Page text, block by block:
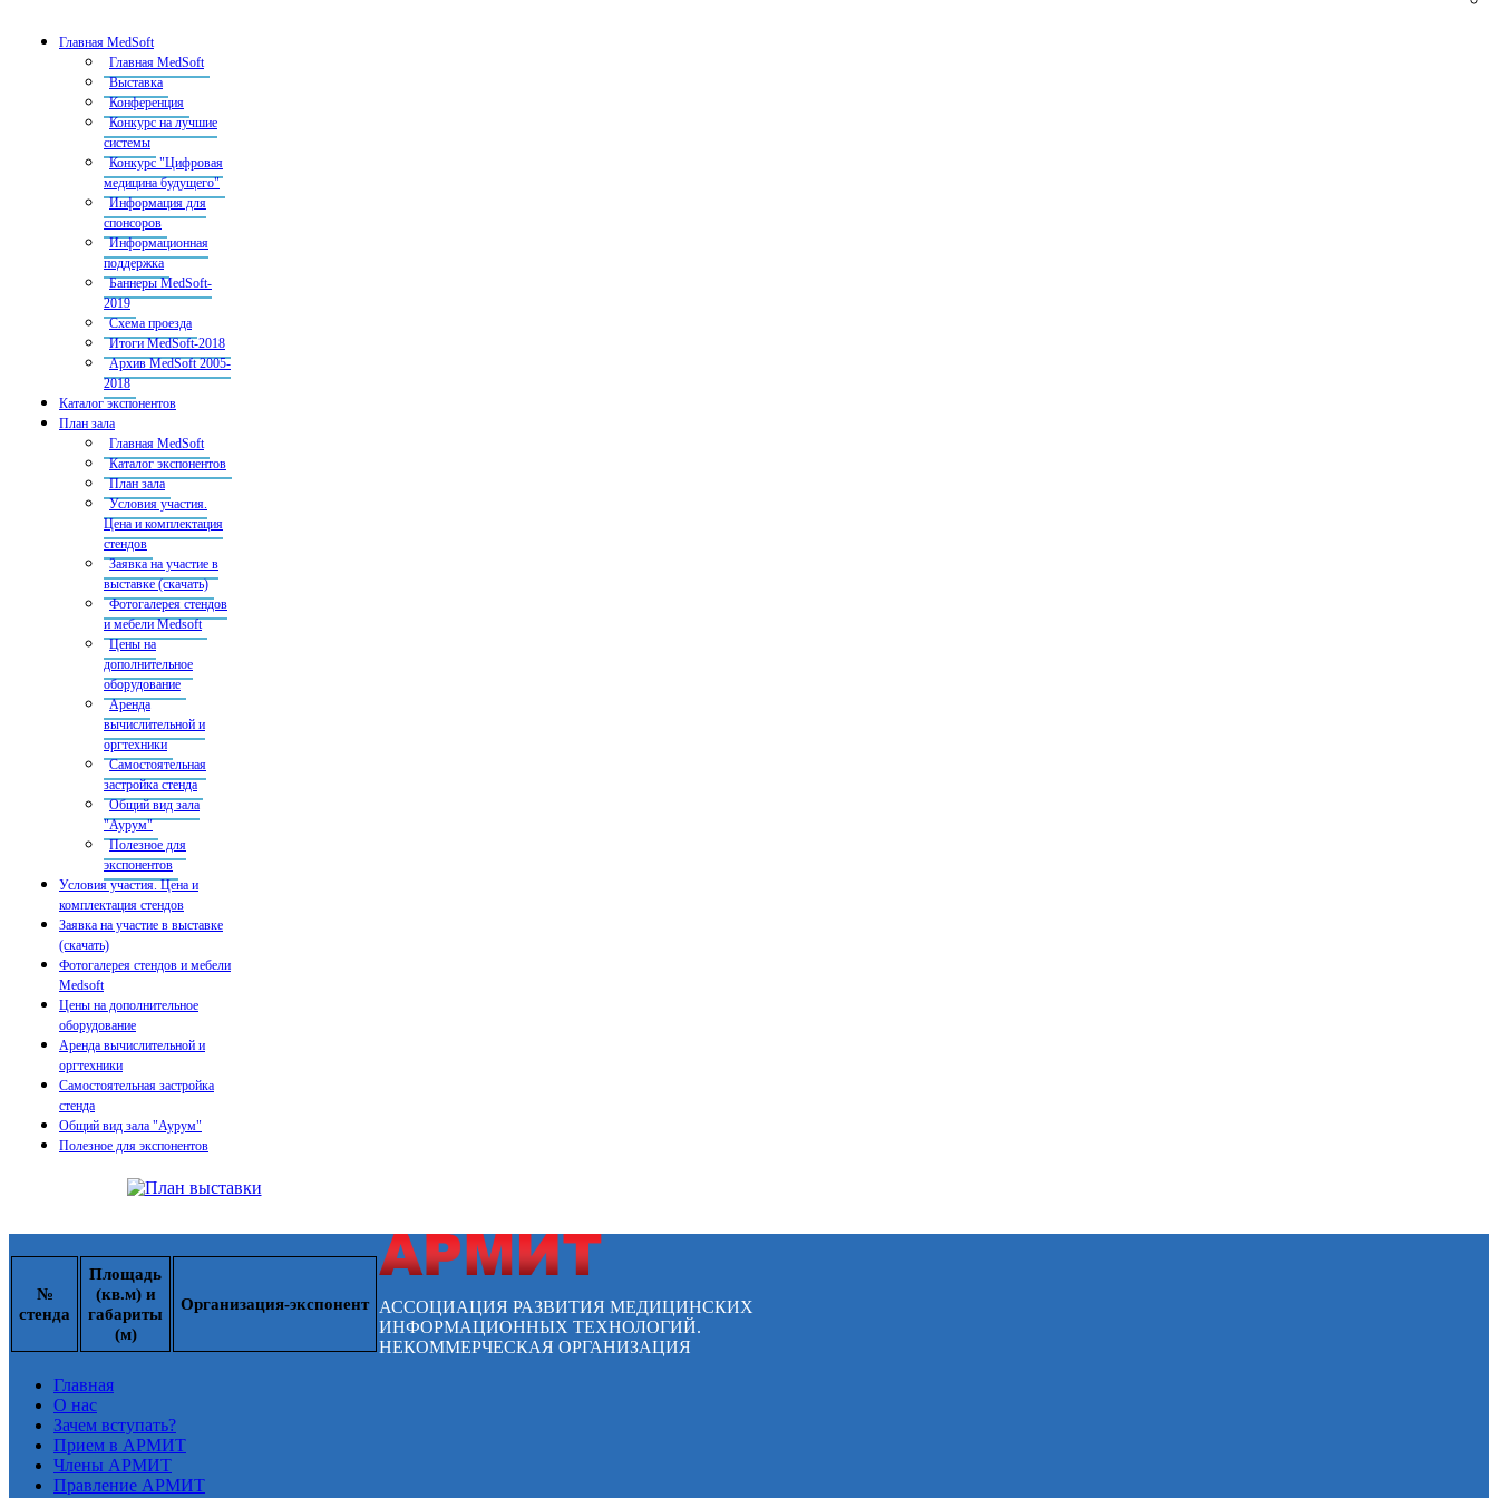
Главная MedSoft
Главная MedSoft
Выставка
Конференция
Конкурс на лучшие
системы
Конкурс "Цифровая
медицина будущего"
Информация для
спонсоров
Информационная
поддержка
Баннеры MedSoft-
2019
Схема проезда
Итоги MedSoft-2018
Архив MedSoft 2005-
2018
Каталог экспонентов
План зала
Главная MedSoft
Каталог экспонентов
План зала
Условия участия.
Цена и комплектация
стендов
Заявка на участие в
выставке (скачать)
Фотогалерея стендов
и мебели Medsoft
Цены на
дополнительное
оборудование
Аренда
вычислительной и
оргтехники
Самостоятельная
застройка стенда
Общий вид зала
"Аурум"
Полезное для
экспонентов
Условия участия. Цена и
комплектация стендов
Заявка на участие в выставке
(скачать)
Фотогалерея стендов и мебели
Medsoft
Цены на дополнительное
оборудование
Аренда вычислительной и
оргтехники
Самостоятельная застройка
стенда
Общий вид зала "Аурум"
Полезное для экспонентов
№
стенда
Площадь
(кв.м) и
габариты
(м)
Организация-экспонент
АССОЦИАЦИЯ РАЗВИТИЯ МЕДИЦИНСКИХ
ИНФОРМАЦИОННЫХ ТЕХНОЛОГИЙ.
НЕКОММЕРЧЕСКАЯ ОРГАНИЗАЦИЯ
Главная
О нас
Зачем вступать?
Прием в АРМИТ
Члены АРМИТ
Правление АРМИТ